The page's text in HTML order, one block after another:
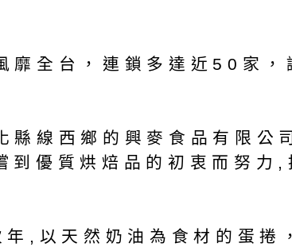
全台，連鎖多達近50家，
線西鄉的興麥食品有限公
到優質烘焙品的初衷而努力
,以天然奶油為食材的蛋捲